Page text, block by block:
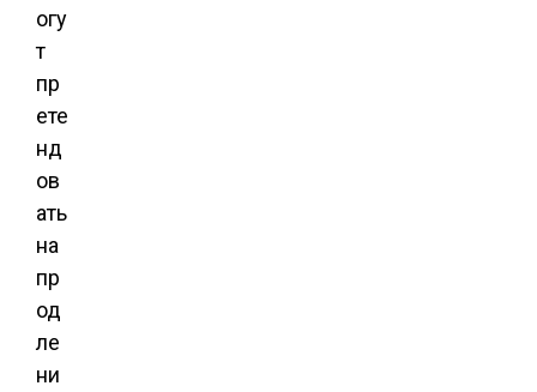
огу
т
пр
ете
нд
ов
ать
на
пр
од
ле
ни